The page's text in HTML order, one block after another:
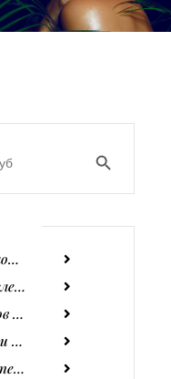
Моделирование лица с помощью гиалуроновой кислоты
Восстановление кожи после солнечных ванн. Как вы ухаживаете за кожей после лета?
Wellclinic в числе экспертов BTL Skills Up Academy
Эстетические процедуры и физическая активность – что нужно знать?
Подтяжка лица без скальпеля - что это такое и как она работает?